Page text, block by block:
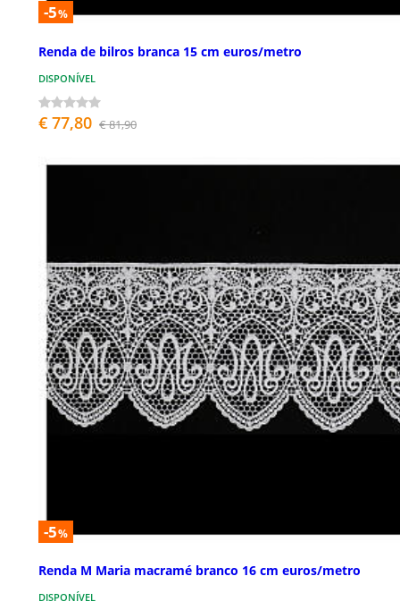
-5%
Renda de bilros branca 15 cm euros/metro
DISPONÍVEL
€ 77,80 € 81,90
-5%
Renda M Maria macramé branco 16 cm euros/metro
DISPONÍVEL